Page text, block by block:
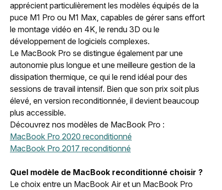
apprécient particulièrement les modèles équipés de la
puce M1 Pro ou M1 Max, capables de gérer sans effort
le montage vidéo en 4K, le rendu 3D ou le
développement de logiciels complexes.
Le MacBook Pro se distingue également par une
autonomie plus longue et une meilleure gestion de la
dissipation thermique, ce qui le rend idéal pour des
sessions de travail intensif. Bien que son prix soit plus
élevé, en version reconditionnée, il devient beaucoup
plus accessible.
Découvrez nos modèles de MacBook Pro :
MacBook Pro 2020 reconditionné
MacBook Pro 2017 reconditionné
Quel modèle de MacBook reconditionné choisir ?
Le choix entre un MacBook Air et un MacBook Pro